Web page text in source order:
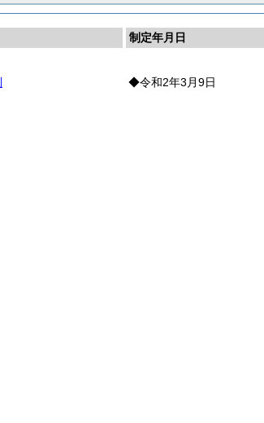
制定年月日
◆令和2年3月9日